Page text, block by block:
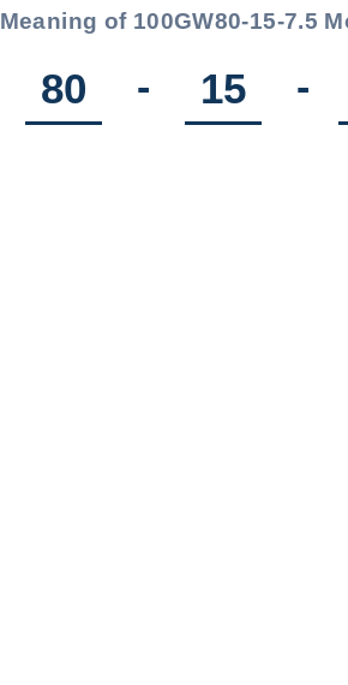
Meaning of 100GW80-15-7.5
80 15
- -